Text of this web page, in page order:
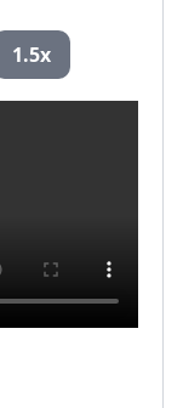
1.5x